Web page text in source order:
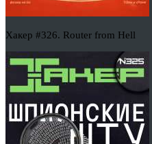
Хакер #326. Router from Hell